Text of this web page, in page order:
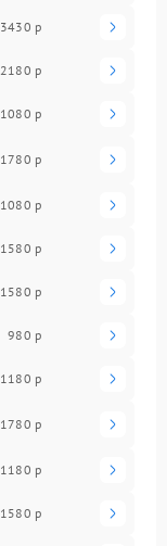
3430 р
2180 р
1080 р
1780 р
1080 р
1580 р
1580 р
980 р
1180 р
1780 р
1180 р
1580 р